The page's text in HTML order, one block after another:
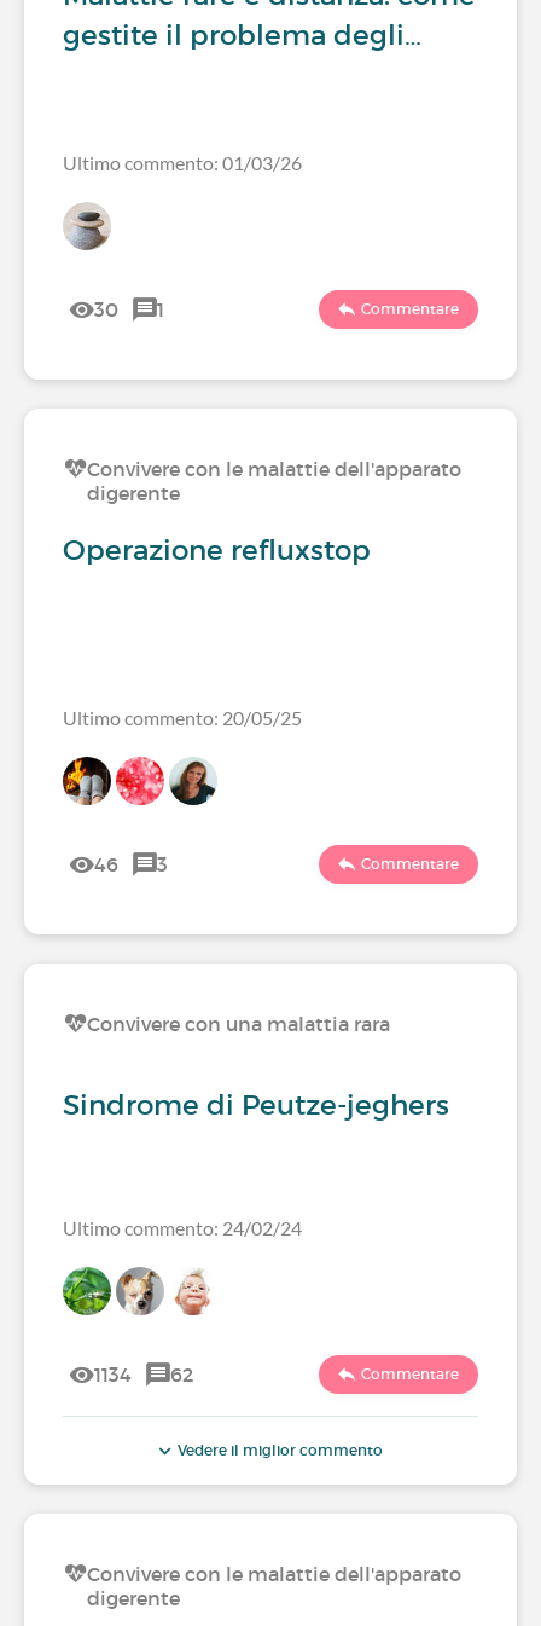
gestite il problema degli…
Ultimo commento: 01/03/26
30 1 Commentare
Convivere con le malattie dell'apparato
digerente
Operazione refluxstop
Ultimo commento: 20/05/25
46 3 Commentare
Convivere con una malattia rara
Sindrome di Peutze-jeghers
Ultimo commento: 24/02/24
1134 62 Commentare
Vedere il miglior commento
Convivere con le malattie dell'apparato
digerente